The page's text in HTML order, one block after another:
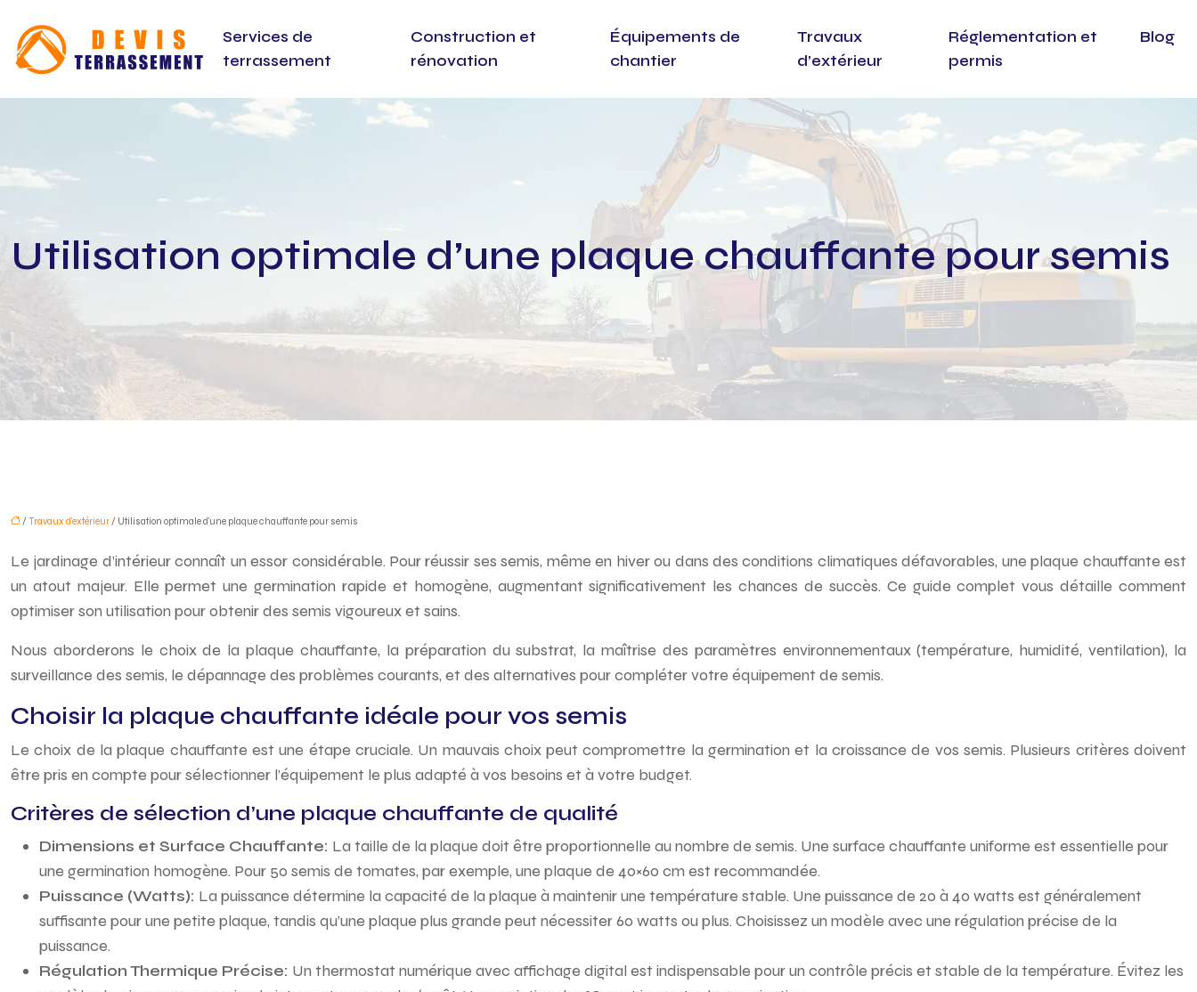
Services de
terrassement
Construction et
rénovation
Équipements de
chantier
Travaux
d’extérieur
Réglementation et
permis
Blog
Utilisation optimale d’une plaque chauffante pour semis
/ Travaux d'extérieur/ Utilisation optimale d’une plaque chauffante pour semis
Le jardinage d’intérieur connaît un essor considérable. Pour réussir ses semis, même en hiver ou dans des conditions climatiques défavorables, une plaque chauffante est
un atout majeur. Elle permet une germination rapide et homogène, augmentant significativement les chances de succès. Ce guide complet vous détaille comment
optimiser son utilisation pour obtenir des semis vigoureux et sains.
Nous aborderons le choix de la plaque chauffante, la préparation du substrat, la maîtrise des paramètres environnementaux (température, humidité, ventilation), la
surveillance des semis, le dépannage des problèmes courants, et des alternatives pour compléter votre équipement de semis.
Choisir la plaque chauffante idéale pour vos semis
Le choix de la plaque chauffante est une étape cruciale. Un mauvais choix peut compromettre la germination et la croissance de vos semis. Plusieurs critères doivent
être pris en compte pour sélectionner l’équipement le plus adapté à vos besoins et à votre budget.
Critères de sélection d’une plaque chauffante de qualité
Dimensions et Surface Chauffante: La taille de la plaque doit être proportionnelle au nombre de semis. Une surface chauffante uniforme est essentielle pour
une germination homogène. Pour 50 semis de tomates, par exemple, une plaque de 40×60 cm est recommandée.
Puissance (Watts): La puissance détermine la capacité de la plaque à maintenir une température stable. Une puissance de 20 à 40 watts est généralement
suffisante pour une petite plaque, tandis qu’une plaque plus grande peut nécessiter 60 watts ou plus. Choisissez un modèle avec une régulation précise de la
puissance.
Régulation Thermique Précise: Un thermostat numérique avec affichage digital est indispensable pour un contrôle précis et stable de la température. Évitez les